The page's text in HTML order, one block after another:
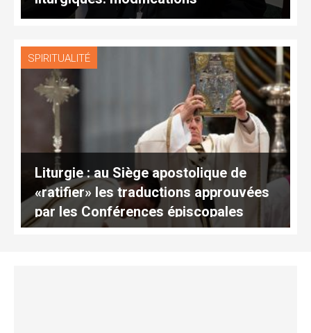
SPIRITUALITÉ
Liturgie : au Siège apostolique de
«ratifier» les traductions approuvées
par les Conférences épiscopales